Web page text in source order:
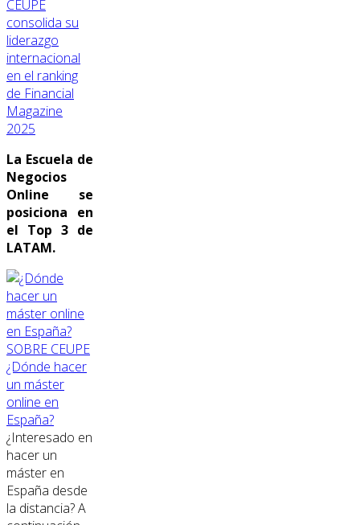
CEUPE
consolida su
liderazgo
internacional
en el ranking
de Financial
Magazine
2025
La Escuela de
Negocios
Online se
posiciona en
el Top 3 de
LATAM.
SOBRE CEUPE
¿Dónde hacer
un máster
online en
España?
¿Interesado en
hacer un
máster en
España desde
la distancia? A